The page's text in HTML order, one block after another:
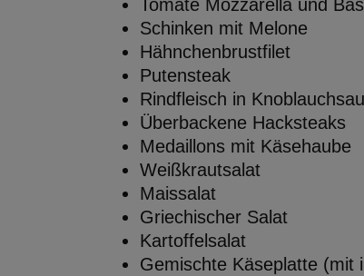
Tomate Mozzarella und
Schinken mit Melone
Hähnchenbrustfilet
Putensteak
Rindfleisch in
Überbackene Hacksteaks
Medaillons mit Käsehaube
Weißkrautsalat
Maissalat
Griechischer Salat
Kartoffelsalat
Gemischte Käseplatte (mit